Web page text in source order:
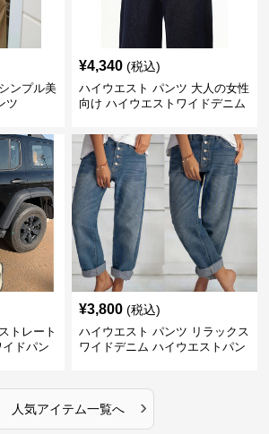
ンプル美
ツ
¥4,340 (税込)
ハイウエスト パンツ 大人の女性
向け ハイウエストワイドデニム
トレート
ドパン
¥3,800 (税込)
ハイウエスト パンツ リラックス
ワイドデニム ハイウエストパン
人気アイテム一覧へ ›